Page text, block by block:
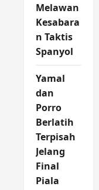
Melawan
Kesabara
n Taktis
Spanyol
Yamal
dan
Porro
Berlatih
Terpisah
Jelang
Final
Piala